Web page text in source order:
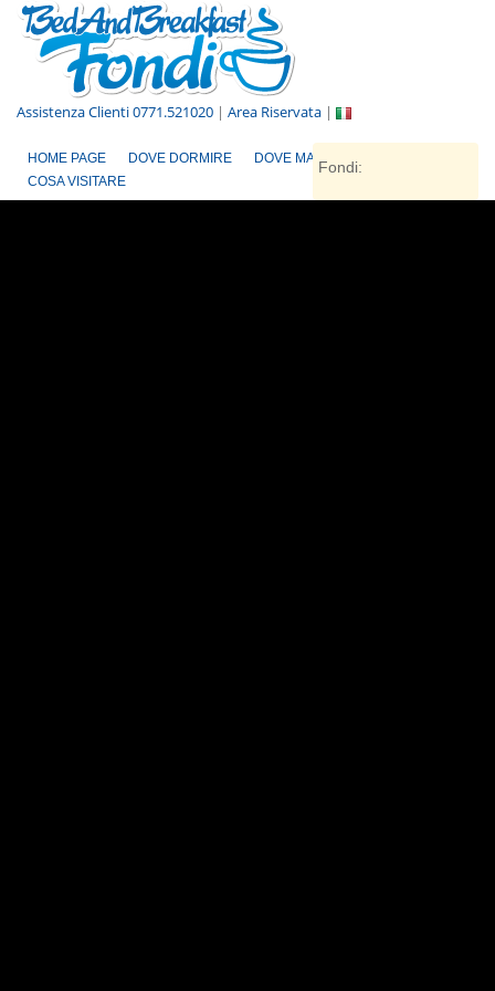
Assistenza Clienti 0771.521020 | Area Riservata |
HOME PAGE DOVE DORMIRE
DOVE MANGIARE
COSA VISITARE
Fondi: